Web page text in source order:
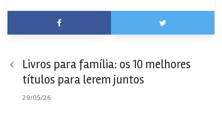
Livros para família: os 10 melhores
títulos para lerem juntos
29/05/26